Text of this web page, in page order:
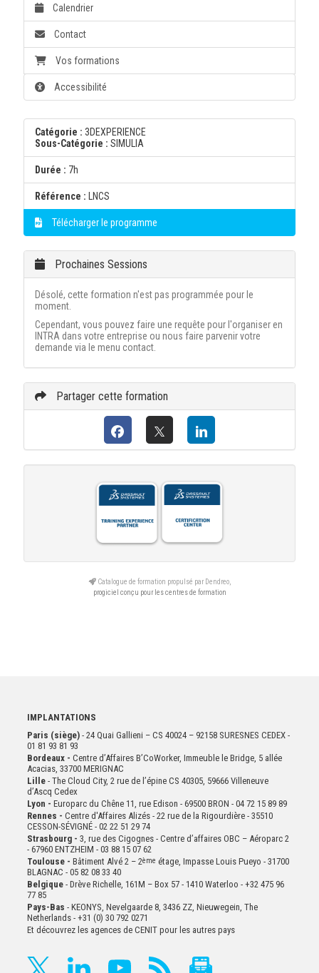
Calendrier
Contact
Vos formations
Accessibilité
Catégorie : 3DEXPERIENCE
Sous-Catégorie : SIMULIA
Durée : 7h
Référence : LNCS
Télécharger le programme
Prochaines Sessions
Désolé, cette formation n'est pas programmée pour le
moment.
Cependant, vous pouvez faire une requête pour l'organiser en
INTRA dans votre entreprise ou nous faire parvenir votre
demande via le menu contact.
Partager cette formation
Catalogue de formation propulsé par Dendreo,
progiciel conçu pour les centres de formation
IMPLANTATIONS
Paris (siège) - 24 Quai Gallieni – CS 40024 – 92158 SURESNES CEDEX -
01 81 93 81 93
Bordeaux - Centre d’Affaires B’CoWorker, Immeuble le Bridge, 5 allée
Acacias, 33700 MERIGNAC
Lille- The Cloud City, 2 rue de l’épine CS 40305, 59666 Villeneuve
d’Ascq Cedex
Lyon - Europarc du Chêne 11, rue Edison - 69500 BRON - 04 72 15 89 89
Rennes - Centre d'Affaires Alizés - 22 rue de la Rigourdière - 35510
CESSON-SÉVIGNÉ - 02 22 51 29 74
Strasbourg - 3, rue des Cigognes - Centre d’affaires OBC – Aéroparc 2
- 67960 ENTZHEIM - 03 88 15 07 62
Toulouse - Bâtiment Alvé 2 – 2ème étage, Impasse Louis Pueyo - 31700
BLAGNAC - 05 82 08 33 40
Belgique- Drève Richelle, 161M – Box 57 - 1410 Waterloo - +32 475 96
77 85
Pays-Bas - KEONYS, Nevelgaarde 8, 3436 ZZ, Nieuwegein, The
Netherlands - +31 (0) 30 792 0271
Et découvrez les agences de CENIT pour les autres pays